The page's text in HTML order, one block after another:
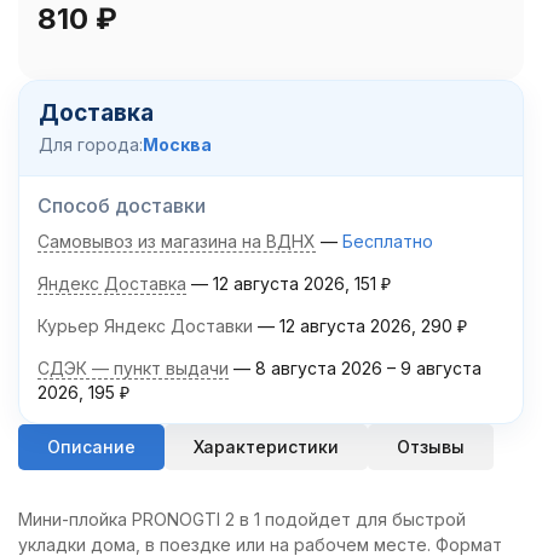
810 ₽
Доставка
Для города:Москва
Способ доставки
Самовывоз из магазина на ВДНХ Бесплатно
Яндекс Доставка 12 августа 2026 151 ₽
Курьер Яндекс Доставки 12 августа 2026 290 ₽
СДЭК — пункт выдачи 8 августа 2026 – 9 августа
2026 195 ₽
Описание Характеристики Отзывы
Мини-плойка PRONOGTI 2 в 1 подойдет для быстрой
укладки дома, в поездке или на рабочем месте. Формат